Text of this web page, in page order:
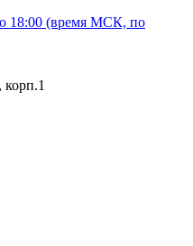
18:00 (время МСК, по